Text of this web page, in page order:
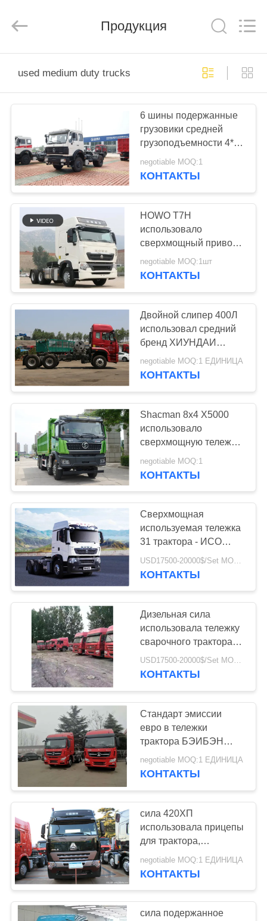
ПРОДУКТЫ
НАС
ПУТЕШЕСТВИЕ
ФАБРИКИ
ПРОВЕРКА
КАЧЕСТВА
СВЯЖИТЕСЬ
МЫ
СПРОСИТЕ
ЦИТАТУ
КАРТА
САЙТА
ПОЛИТИКА
КОНФИДЕНЦИАЛЬНОСТИ
CO.,
Reserved.
Продукция
used medium duty trucks
6 шины подержанные
грузовики средней
грузоподъемности 4*2
Beiben Head Tractor
300 л.с. плоская крыша
negotiable MOQ:1
КОНТАКТЫ
HOWO T7H
использовало
сверхмощный привод
тележек 6x4 с A/C
силой двигателя
negotiable MOQ:1шт
КОНТАКТЫ
Двойной слипер 400Л
использовал средний
бренд ХИУНДАИ
обязанности с
кондиционером
negotiable MOQ:1 ЕДИНИЦА
КОНТАКТЫ
Shacman 8x4 X5000
использовало
сверхмощную тележку
Dumper выведенную
ручной привод
negotiable MOQ:1
КОНТАКТЫ
Сверхмощная
используемая тележка
31 трактора - ИСО
колеса привода
емкости нагрузки 40т
USD17500-20000$/Set MOQ:1 комплект
КОНТАКТЫ
Дизельная сила
использовала тележку
сварочного трактора
тележки 375хп
трактора для перехода
USD17500-20000$/Set MOQ:1 комплект
КОНТАКТЫ
Стандарт эмиссии
евро в тележки
трактора БЭИБЭН
большой
используемый с
negotiable MOQ:1 ЕДИНИЦА
КОНТАКТЫ
сила 420ХП
использовала прицепы
для трактора,
используемый режим
привода тележек ЛХД
negotiable MOQ:1 ЕДИНИЦА
КОНТАКТЫ
сила подержанное